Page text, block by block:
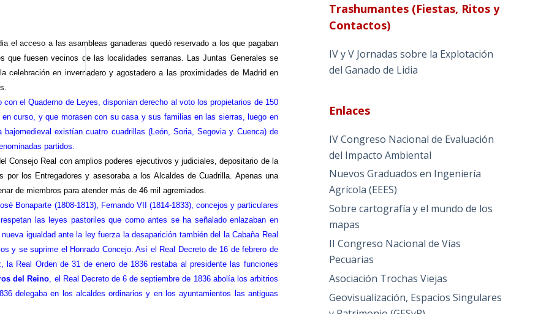
el acceso a las asambleas ganaderas quedó reservado a los que pagaban
fuesen vecinos de las localidades serranas. Las Juntas Generales se
en invernadero y agostadero a las proximidades de Madrid en
el Quaderno de Leyes, disponían derecho al voto los propietarios de 150
curso, y que morasen con su casa y sus familias en las sierras, luego en
bajomedieval existían cuatro cuadrillas (León, Soria, Segovia y Cuenca) de
partidos.
Consejo Real con amplios poderes ejecutivos y judiciales, depositario de la
los Entregadores y asesoraba a los Alcaldes de Cuadrilla. Apenas una
de miembros para atender más de 46 mil agremiados.
Bonaparte (1808-1813), Fernando VII (1814-1833), concejos y particulares
las leyes pastoriles que como antes se ha señalado enlazaban en
igualdad ante la ley fuerza la desaparición también del
la Cabaña Real
y se suprime el Honrado Concejo. Así el Real Decreto de 16 de febrero de
la Real Ordende 31 de enero de 1836 restaba al presidente las funciones
del Reino, el Real Decreto de 6 de septiembre de 1836 abolía los arbitrios
delegaba en los alcaldes ordinarios y en los ayuntamientos las antiguas
Trashumantes (Fiestas, Ritos y
Contactos)
IV y V Jornadas sobre la Explotación
del Ganado de Lidia
Enlaces
IV Congreso Nacional de Evaluación
del Impacto Ambiental
Nuevos Graduados en Ingeniería
Agrícola (EEES)
Sobre cartografía y el mundo de los
mapas
II Congreso Nacional de Vías
Pecuarias
Asociación Trochas Viejas
Geovisualización, Espacios Singulares